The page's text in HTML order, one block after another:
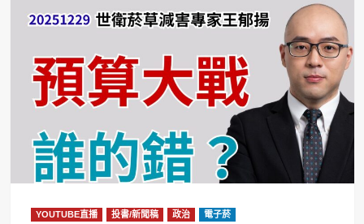
YOUTUBE直播 投書/新聞稿 政治 電子菸